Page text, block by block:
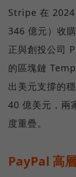
Stripe 在 2024
346 億元）收
正與創投公司
的區塊鏈
出美元支撐的
40 億美元，兩
度重疊。
PayPal 高